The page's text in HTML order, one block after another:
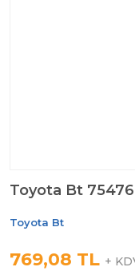
Toyota Bt
Toyota Bt
769,08 TL +